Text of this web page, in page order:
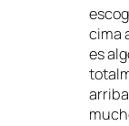
cima
es